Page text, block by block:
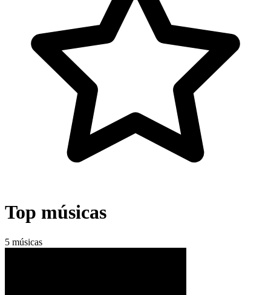
Top músicas
5 músicas